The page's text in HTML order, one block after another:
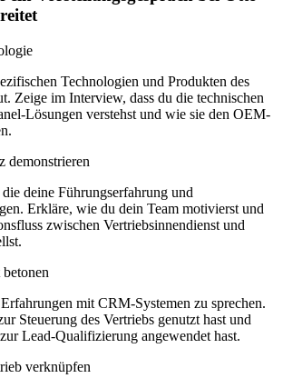
Technologien und Produkten des
Zeige im Interview, dass du die technischen
Lösungen verstehst und wie sie den OEM-
demonstrieren
deine Führungserfahrung und
Erkläre, wie du dein Team motivierst und
zwischen Vertriebsinnendienst und
mit CRM-Systemen zu sprechen.
Steuerung des Vertriebs genutzt hast und
Lead-Qualifizierung angewendet hast.
verknüpfen